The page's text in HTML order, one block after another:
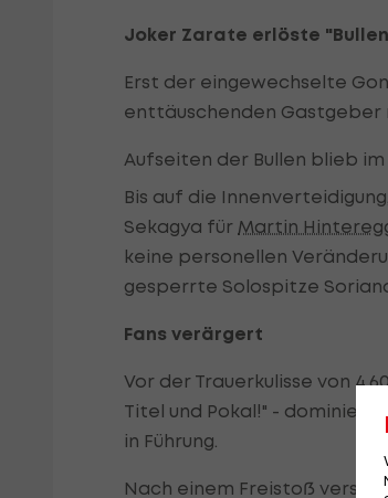
Joker Zarate erlöste
Erst der eingewechselte
enttäuschenden Gastgeber
Aufseiten der Bullen blieb
Bis auf die
Sekagya für Martin
keine personellen
gesperrte Solospitze
Fans verärgert
Vor der Trauerkulisse von
Titel und Pokal!" -
in Führung.
Nach einem Freistoß